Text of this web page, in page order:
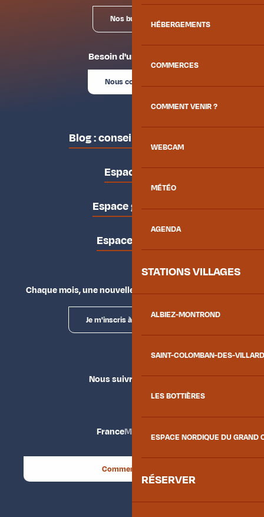
HÉBERGEMENTS
COMMERCES
COMMENT VENIR ?
WEBCAM
MÉTÉO
AGENDA
STATIONS VILLAGES
ALBIEZ-MONTROND
SAINT-COLOMBAN-DES-
LES BOTTIÈRES
ESPACE NORDIQUE DU GRAND
RÉSERVER
Nos bureaux
Besoin d'un conseil ?
Nous contacter
Blog : conseils des locaux
Espace pro
Espace groupes
Espace presse
Chaque mois, une nouvelle façon d'explorer la vallée.
Je m'inscris à la newsletter
Nous suivre
FranceMaurienne
Comment venir ?